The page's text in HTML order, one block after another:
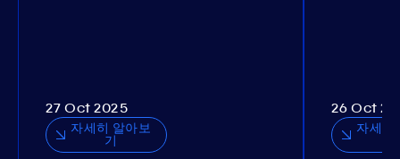
27 Oct 2025
자세히 알아보
기
26 Oct
자세히